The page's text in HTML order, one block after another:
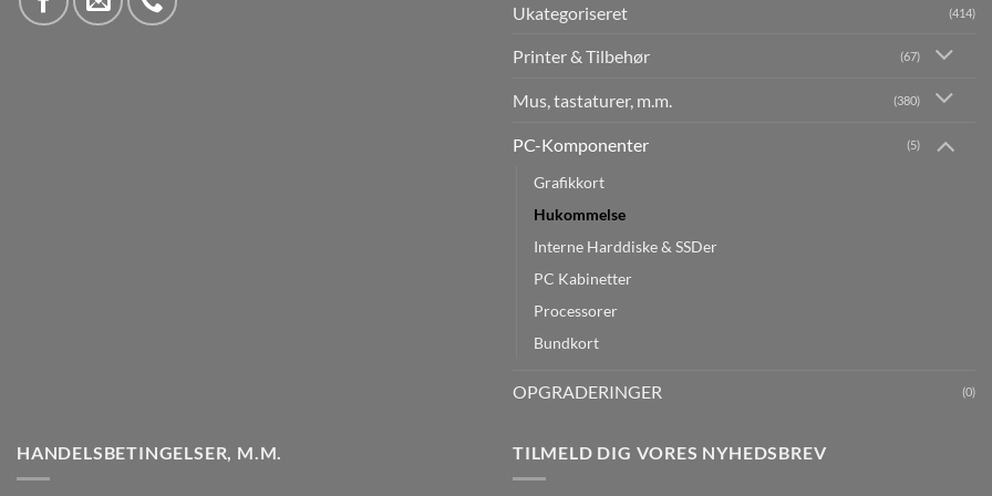
Ukategoriseret (414)
Printer & Tilbehør (67)
Mus, tastaturer, m.m. (380)
PC-Komponenter (5)
Grafikkort
Hukommelse
Interne Harddiske & SSDer
PC Kabinetter
Processorer
Bundkort
OPGRADERINGER (0)
HANDELSBETINGELSER, M.M. TILMELD DIG VORES NYHEDSBREV